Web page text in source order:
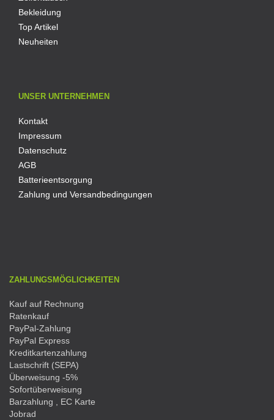
Bekleidung
Top Artikel
Neuheiten
UNSER UNTERNEHMEN
Kontakt
Impressum
Datenschutz
AGB
Batterieentsorgung
Zahlung und Versandbedingungen
ZAHLUNGSMÖGLICHKEITEN
Kauf auf Rechnung
Ratenkauf
PayPal-Zahlung
PayPal Express
Kreditkartenzahlung
Lastschrift (SEPA)
Überweisung -5%
Sofortüberweisung
Barzahlung , EC Karte
Jobrad